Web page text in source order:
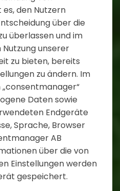
den Nutzern
über die
überlassen und im
unserer
zu bieten, bereits
zu ändern. Im
„consentmanager“
Daten sowie
Endgeräte
Sprache, Browser
AB
über die von
Einstellungen werden
gespeichert.